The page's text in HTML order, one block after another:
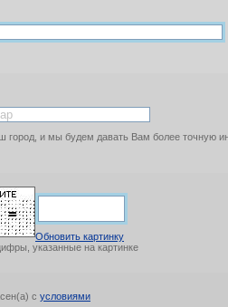
город, и мы будем давать Вам более точную
Обновить картинку
указанные на картинке
с условиями